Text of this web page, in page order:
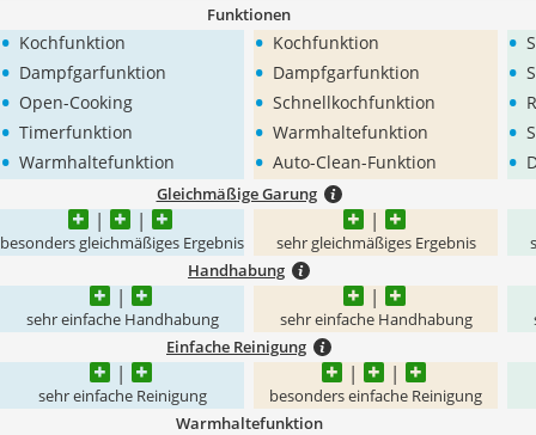
Funktionen
• Kochfunktion
• Dampfgarfunktion
• Open-Cooking
• Timerfunktion
• Warmhaltefunktion
• Kochfunktion
• Dampfgarfunktion
• Schnellkochfunktion
• Warmhaltefunktion
• Auto-Clean-Funktion
•
•
•
•
•
Gleichmäßige Garung
besonders gleichmäßiges Ergebnis sehr gleichmäßiges Ergebnis
Handhabung
sehr einfache Handhabung sehr einfache Handhabung
Einfache Reinigung
sehr einfache Reinigung besonders einfache Reinigung
Warmhaltefunktion